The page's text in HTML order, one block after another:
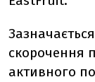
скорочення
активного